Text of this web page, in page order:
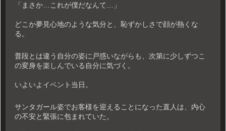
「まさか…これが僕だなんて…」
どこか夢見心地のような気分と、恥ずかしさで顔が熱くな
る。
普段とは違う自分の姿に戸惑いながらも、次第に少しずつこ
の変身を楽しんでいる自分に気づく。
いよいよイベント当日。
サンタガール姿でお客様を迎えることになった直人は、内心
の不安と緊張に包まれていた。